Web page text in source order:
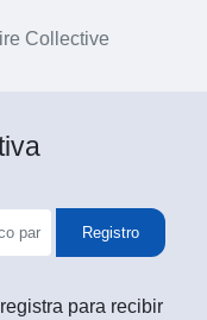
Collective
Registro
para recibir